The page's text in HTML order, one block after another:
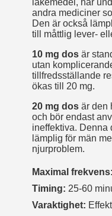
läkemedel, har
andra mediciner
Den är också
till måttlig lever-
10 mg dosär
utan
tillfredsställande
ökas till 20 mg.
20 mg dosär den
och bör endast
ineffektiva. Denna
lämplig för män
njurproblem.
Maximal frekvens:
Timing: 25-60
Varaktighet: